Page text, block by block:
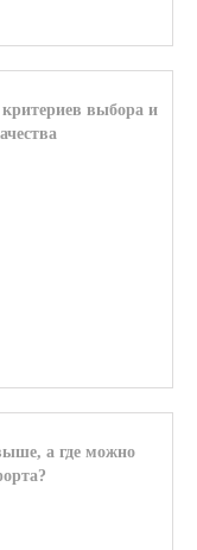
выбора и
а где можно